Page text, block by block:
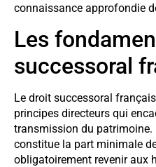
connaissance approfondie
Les
successoral
Le droit successoral
principes directeurs qui
transmission du patrimoine.
constitue la part minimale
obligatoirement revenir aux